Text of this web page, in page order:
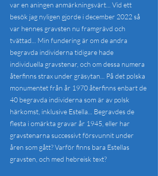
var en aningen anmärkningsvärt... Vid ett
besök jag nyligen gjorde i december 2022 så
var hennes gravsten nu framgrävd och
tvättad... Min fundering är om de andra
begravda individerna tidigare hade
individuella gravstenar, och om dessa numera
återfinns strax under gräsytan... På det polska
monumentet från år 1970 återfinns enbart de
40 begravda individerna som är av polsk
härkomst, inklusive Estella... Begravdes de
flesta i omärkta gravar år 1945, eller har
gravstenarna successivt försvunnit under
åren som gått? Varför finns bara Estellas
gravsten, och med hebreisk text?